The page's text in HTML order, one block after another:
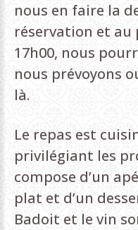
nous en faire la
réservation et
17h00, nous
nous prévoyons
là.
Le repas est
privilégiant les
compose d’un
plat et d’un
Badoit et le vin